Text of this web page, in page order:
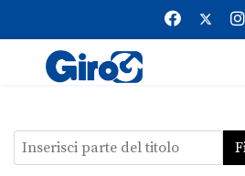
Inserisci parte del titolo